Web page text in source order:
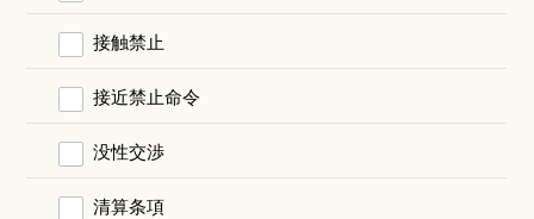
接触禁止
接近禁止命令
没性交渉
清算条項